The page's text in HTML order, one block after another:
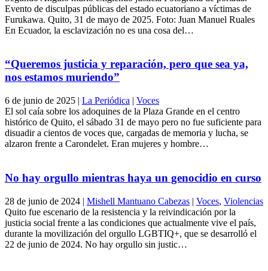
Evento de disculpas públicas del estado ecuatoriano a víctimas de
Furukawa. Quito, 31 de mayo de 2025. Foto: Juan Manuel Ruales
En Ecuador, la esclavización no es una cosa del…
“Queremos justicia y reparación, pero que sea ya,
nos estamos muriendo”
6 de junio de 2025 | La Periódica | Voces
El sol caía sobre los adoquines de la Plaza Grande en el centro
histórico de Quito, el sábado 31 de mayo pero no fue suficiente para
disuadir a cientos de voces que, cargadas de memoria y lucha, se
alzaron frente a Carondelet. Eran mujeres y hombre…
No hay orgullo mientras haya un genocidio en curso
28 de junio de 2024 | Mishell Mantuano Cabezas | Voces, Violencias
Quito fue escenario de la resistencia y la reivindicación por la
justicia social frente a las condiciones que actualmente vive el país,
durante la movilización del orgullo LGBTIQ+, que se desarrolló el
22 de junio de 2024. No hay orgullo sin justic…